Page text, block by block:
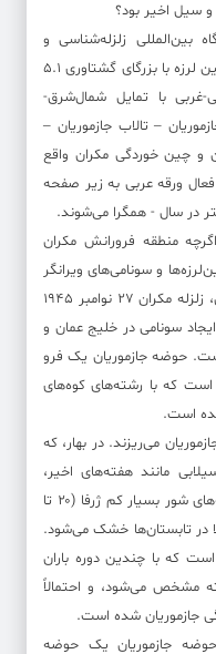
و سیل اخیر بود؟
بین‌المللی زلزله‌شناسی و
مهندسی زلزله در این‌باره می‌گوید: این زمین لرزه با بزرگای گشتاوری ۵.۱
غربی با تمایل شمال‌شرق-
– تالاب جازموریان –
و چین خوردگی مکران واقع
ورقه عربی به زیر صفحه
منطقه فرورانش مکران
و سونامی‌های ویرانگر
بزرگی را تجربه کرده است. به عنوان مثال، زلزله مکران ۲۷ نوامبر ۱۹۴۵
– با بزرگای ۸.۰ باعث ایجاد سونامی در خلیج عمان و
بیش از ۴۰۰۰ نفر را کشت. حوضه جازموریان یک فرو
با ارتفاع متوسط حدود ۳۶۰ متر است که با رشته‌های کوه‌های
می‌ریزند. در بهار، که
مانند هفته‌های اخیر،
بخشی از حوضه آبگرفته می‌شود و دریاچه‌های شور بسیار کم ژرفا (۲۰ تا
در تابستان‌ها خشک می‌شود.
که با چندین دوره باران
مشخص می‌شود، و احتمالاً
جازموریان شده است.
حوضه جازموریان یک حوضه